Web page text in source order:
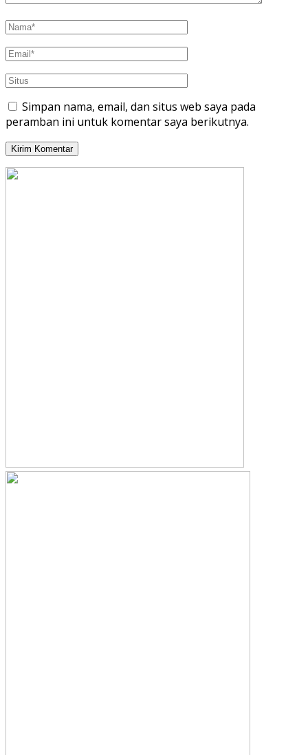
Simpan nama, email, dan situs web saya pada
peramban ini untuk komentar saya berikutnya.